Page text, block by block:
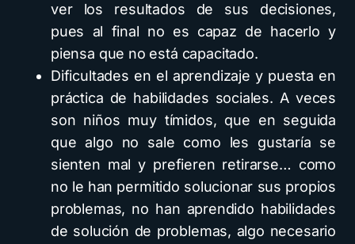
ver los resultados de sus decisiones,
pues al final no es capaz de hacerlo y
piensa que no está capacitado.
Dificultades en el aprendizaje y puesta en
práctica de habilidades sociales. A veces
son niños muy tímidos, que en seguida
que algo no sale como les gustaría se
sienten mal y prefieren retirarse… como
no le han permitido solucionar sus propios
problemas, no han aprendido habilidades
de solución de problemas, algo necesario